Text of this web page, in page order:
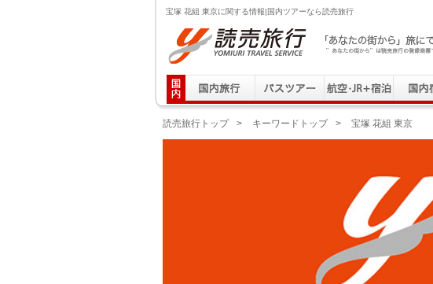
宝塚 花組 東京に関する情報|国内ツアーなら読売旅行
読売旅行 「あなたの街から」旅にでる｜Yomiuri Travel Service
読売旅行トップ > キーワードトップ > 宝塚 花組 東京